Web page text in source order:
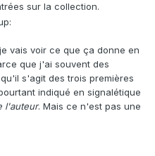
sur la collection.
vais voir ce que ça donne en
que j'ai souvent des
s'agit des trois premières
indiqué en signalétique
l'auteur. Mais ce n'est pas une